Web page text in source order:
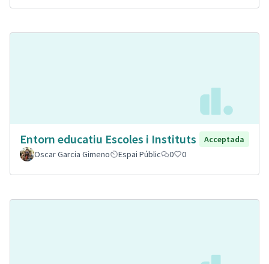
Entorn educatiu Escoles i Instituts
Acceptada
Oscar Garcia Gimeno
Espai Públic 0 0